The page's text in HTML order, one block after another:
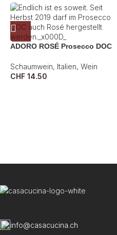
ADORO ROSÉ Prosecco DOC
Schaumwein, Italien, Wein
CHF 14.50
info@casacucina.ch